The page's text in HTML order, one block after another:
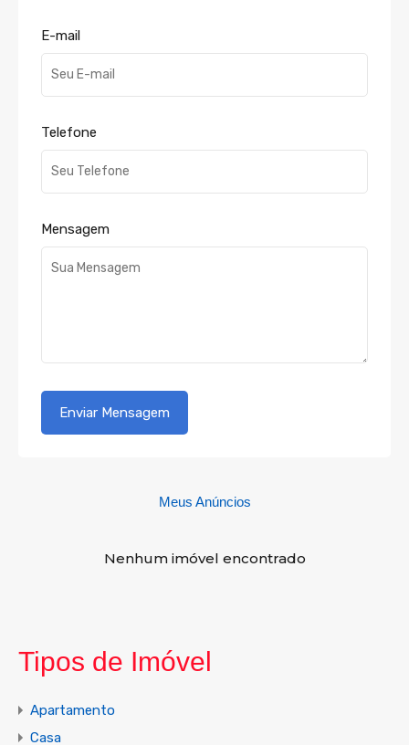
E-mail
Telefone
Mensagem
Meus Anúncios
Nenhum imóvel encontrado
Tipos de Imóvel
Apartamento
Casa